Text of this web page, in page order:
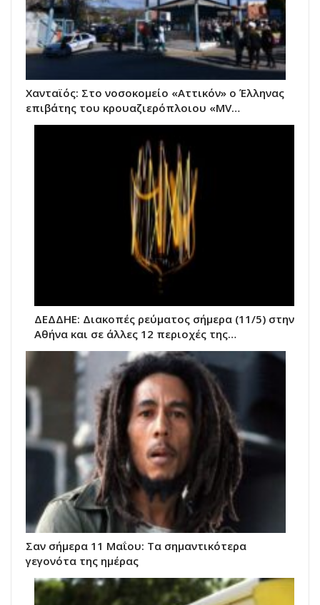
Χανταϊός: Στο νοσοκομείο «Αττικόν» ο Έλληνας
επιβάτης του κρουαζιερόπλοιου «MV…
ΔΕΔΔΗΕ: Διακοπές ρεύματος σήμερα (11/5) στην
Αθήνα και σε άλλες 12 περιοχές της…
Σαν σήμερα 11 Μαΐου: Τα σημαντικότερα
γεγονότα της ημέρας